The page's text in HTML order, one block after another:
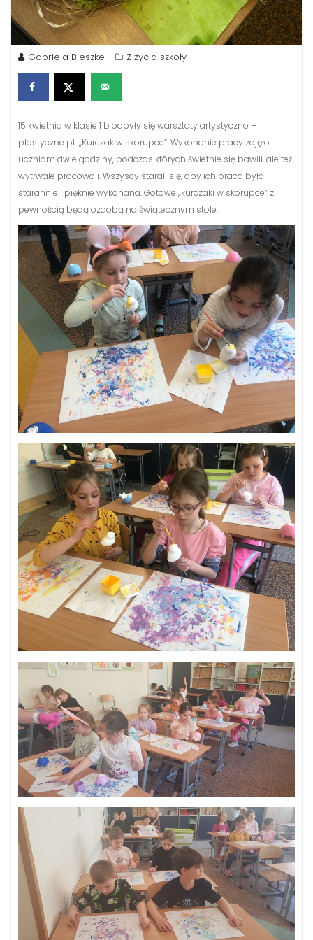
Gabriela Bieszke Z życia szkoły
15 kwietnia w klasie 1 b odbyły się warsztaty artystyczno –
plastyczne pt. ,,Kurczak w skorupce”. Wykonanie pracy zajęło
uczniom dwie godziny, podczas których świetnie się bawili, ale też
wytrwale pracowali. Wszyscy starali się, aby ich praca była
starannie i pięknie wykonana. Gotowe ,,kurczaki w skorupce” z
pewnością będą ozdobą na świątecznym stole.